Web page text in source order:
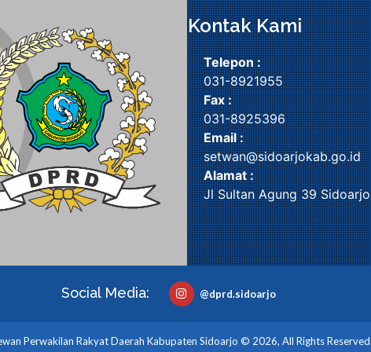
Kontak Kami
Telepon :
031-8921955
Fax :
031-8925396
Email :
setwan@sidoarjokab.go.id
Alamat :
Jl Sultan Agung 39 Sidoarjo
Social Media: @dprd.sidoarjo
Perwakilan Rakyat Daerah Kabupaten Sidoarjo © 2026, All Rights Reserved